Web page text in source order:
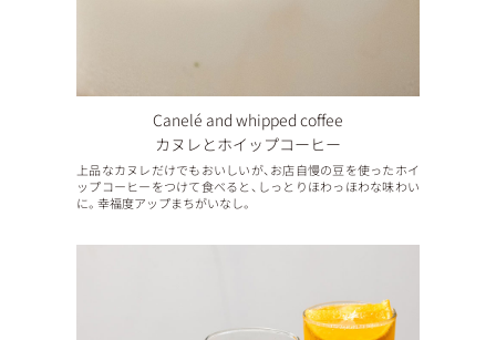
Canelé and whipped coffee
カヌレとホイップコーヒー
上品なカヌレだけでもおいしいが、お店自慢の豆を使ったホイ
ップコーヒーをつけて食べると、しっとりほわっほわな味わい
に。幸福度アップまちがいなし。